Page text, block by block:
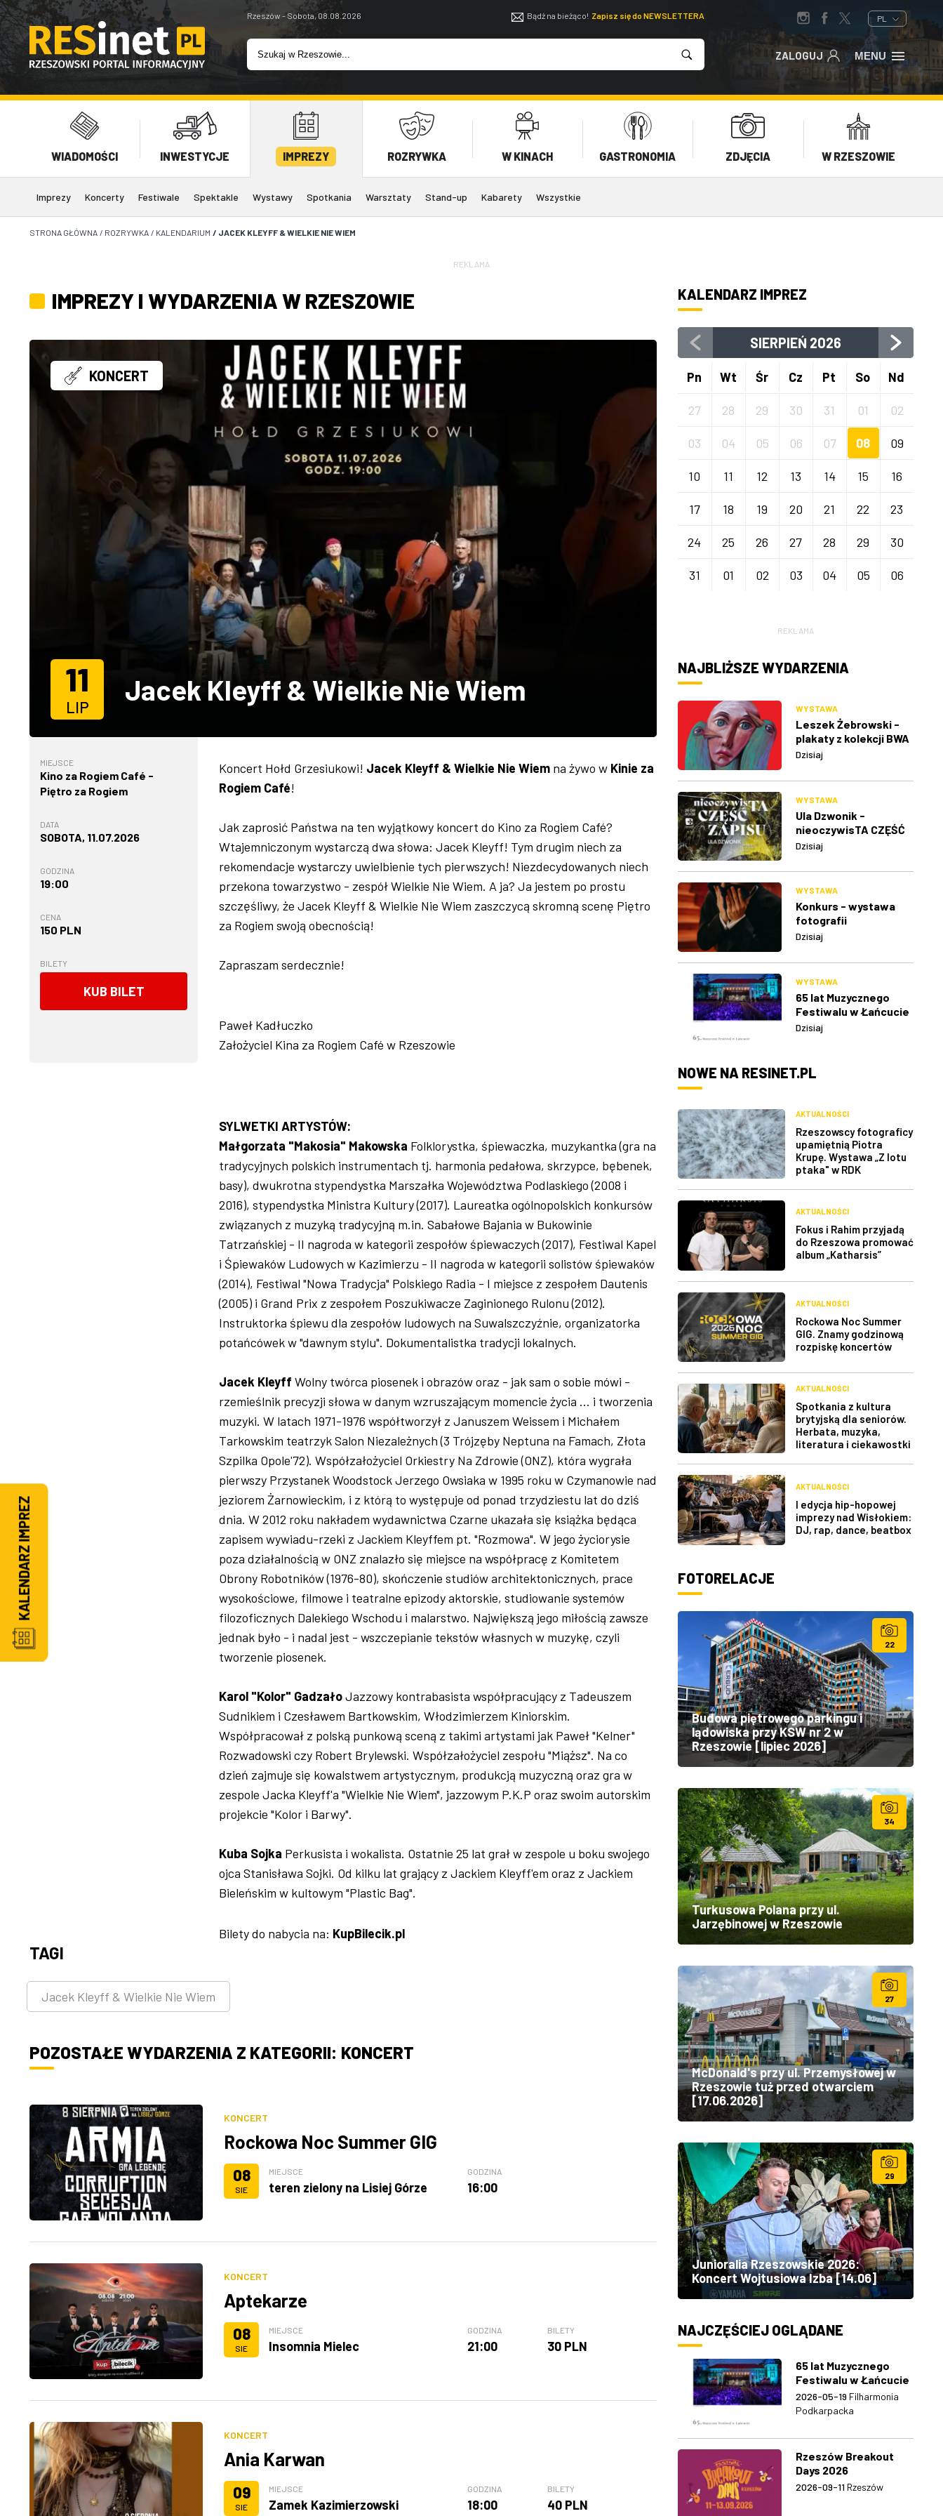
Rzeszów - Sobota, 08.08.2026 Bądź na bieżąco! Zapisz się do NEWSLETTERA PL
ZALOGUJ MENU
WIADOMOŚCI INWESTYCJE IMPREZY ROZRYWKA W KINACH GASTRONOMIA ZDJĘCIA W RZESZOWIE
Imprezy Koncerty Festiwale Spektakle Wystawy Spotkania Warsztaty Stand-up Kabarety Wszystkie
STRONA GŁÓWNA / ROZRYWKA / KALENDARIUM / JACEK KLEYFF & WIELKIE NIE WIEM
REKLAMA
IMPREZY I WYDARZENIA W RZESZOWIE
KONCERT
11
LIP
Jacek Kleyff & Wielkie Nie Wiem
MIEJSCE
Kino za Rogiem Café -
Piętro za Rogiem
DATA
SOBOTA, 11.07.2026
GODZINA
19:00
CENA
150 PLN
BILETY
KUB BILET
Koncert Hołd Grzesiukowi! Jacek Kleyff & Wielkie Nie Wiem na żywo w Kinie za
Rogiem Café!
Jak zaprosić Państwa na ten wyjątkowy koncert do Kino za Rogiem Café?
Wtajemniczonym wystarczą dwa słowa: Jacek Kleyff! Tym drugim niech za
rekomendacje wystarczy uwielbienie tych pierwszych! Niezdecydowanych niech
przekona towarzystwo - zespół Wielkie Nie Wiem. A ja? Ja jestem po prostu
szczęśliwy, że Jacek Kleyff & Wielkie Nie Wiem zaszczycą skromną scenę Piętro
za Rogiem swoją obecnością!
Zapraszam serdecznie!
Paweł Kadłuczko
Założyciel Kina za Rogiem Café w Rzeszowie
SYLWETKI ARTYSTÓW:
Małgorzata "Makosia" Makowska Folklorystka, śpiewaczka, muzykantka (gra na
tradycyjnych polskich instrumentach tj. harmonia pedałowa, skrzypce, bębenek,
basy), dwukrotna stypendystka Marszałka Województwa Podlaskiego (2008 i
2016), stypendystka Ministra Kultury (2017). Laureatka ogólnopolskich konkursów
związanych z muzyką tradycyjną m.in. Sabałowe Bajania w Bukowinie
Tatrzańskiej - II nagroda w kategorii zespołów śpiewaczych (2017), Festiwal Kapel
i Śpiewaków Ludowych w Kazimierzu - II nagroda w kategorii solistów śpiewaków
(2014), Festiwal "Nowa Tradycja" Polskiego Radia - I miejsce z zespołem Dautenis
(2005) i Grand Prix z zespołem Poszukiwacze Zaginionego Rulonu (2012).
Instruktorka śpiewu dla zespołów ludowych na Suwalszczyźnie, organizatorka
potańcówek w "dawnym stylu". Dokumentalistka tradycji lokalnych.
Jacek Kleyff Wolny twórca piosenek i obrazów oraz - jak sam o sobie mówi -
rzemieślnik precyzji słowa w danym wzruszającym momencie życia … i tworzenia
muzyki. W latach 1971-1976 współtworzył z Januszem Weissem i Michałem
Tarkowskim teatrzyk Salon Niezależnych (3 Trójzęby Neptuna na Famach, Złota
Szpilka Opole'72). Współzałożyciel Orkiestry Na Zdrowie (ONZ), która wygrała
pierwszy Przystanek Woodstock Jerzego Owsiaka w 1995 roku w Czymanowie nad
jeziorem Żarnowieckim, i z którą to występuje od ponad trzydziestu lat do dziś
dnia. W 2012 roku nakładem wydawnictwa Czarne ukazała się książka będąca
zapisem wywiadu-rzeki z Jackiem Kleyffem pt. "Rozmowa". W jego życiorysie
poza działalnością w ONZ znalazło się miejsce na współpracę z Komitetem
Obrony Robotników (1976-80), skończenie studiów architektonicznych, prace
wysokościowe, filmowe i teatralne epizody aktorskie, studiowanie systemów
filozoficznych Dalekiego Wschodu i malarstwo. Największą jego miłością zawsze
jednak było - i nadal jest - wszczepianie tekstów własnych w muzykę, czyli
tworzenie piosenek.
Karol "Kolor" GadzałoJazzowy kontrabasista współpracujący z Tadeuszem
Sudnikiem i Czesławem Bartkowskim, Włodzimierzem Kiniorskim.
Współpracował z polską punkową sceną z takimi artystami jak Paweł "Kelner"
Rozwadowski czy Robert Brylewski. Współzałożyciel zespołu "Miąższ". Na co
dzień zajmuje się kowalstwem artystycznym, produkcją muzyczną oraz gra w
zespole Jacka Kleyff'a "Wielkie Nie Wiem", jazzowym P.K.P oraz swoim autorskim
projekcie "Kolor i Barwy".
Kuba Sojka Perkusista i wokalista. Ostatnie 25 lat grał w zespole u boku swojego
ojca Stanisława Sojki. Od kilku lat grający z Jackiem Kleyff'em oraz z Jackiem
Bieleńskim w kultowym "Plastic Bag".
Bilety do nabycia na: KupBilecik.pl
TAGI
Jacek Kleyff & Wielkie Nie Wiem
POZOSTAŁE WYDARZENIA Z KATEGORII: KONCERT
KONCERT
Rockowa Noc Summer GIG
08
SIE
MIEJSCE
teren zielony na Lisiej Górze
GODZINA
16:00
KONCERT
Aptekarze
08
SIE
MIEJSCE
Insomnia Mielec
GODZINA
21:00
BILETY
30 PLN
KONCERT
Ania Karwan
09
SIE
MIEJSCE
Zamek Kazimierzowski
GODZINA
18:00
BILETY
40 PLN
KALENDARZ IMPREZ
SIERPIEŃ 2026
Pn Wt Śr Cz Pt So Nd
27 28 29 30 31 01 02
03 04 05 06 07 08 09
10 11 12 13 14 15 16
17 18 19 20 21 22 23
24 25 26 27 28 29 30
31 01 02 03 04 05 06
REKLAMA
NAJBLIŻSZE WYDARZENIA
WYSTAWA
Leszek Żebrowski -
plakaty z kolekcji BWA
w Rzeszowie
Dzisiaj
WYSTAWA
Ula Dzwonik -
nieoczywisTA CZĘŚĆ
ZAPISU
Dzisiaj
WYSTAWA
Konkurs - wystawa
fotografii
Dzisiaj
WYSTAWA
65 lat Muzycznego
Festiwalu w Łańcucie
Dzisiaj
NOWE NA RESINET.PL
AKTUALNOŚCI
Rzeszowscy fotograficy
upamiętnią Piotra
Krupę. Wystawa „Z lotu
ptaka" w RDK
AKTUALNOŚCI
Fokus i Rahim przyjadą
do Rzeszowa promować
album „Katharsis”
AKTUALNOŚCI
Rockowa Noc Summer
GIG. Znamy godzinową
rozpiskę koncertów
AKTUALNOŚCI
Spotkania z kultura
brytyjską dla seniorów.
Herbata, muzyka,
literatura i ciekawostki
AKTUALNOŚCI
I edycja hip-hopowej
imprezy nad Wisłokiem:
DJ, rap, dance, beatbox
FOTORELACJE
22
Budowa piętrowego parkingu i
lądowiska przy KSW nr 2 w
Rzeszowie [lipiec 2026]
34
Turkusowa Polana przy ul.
Jarzębinowej w Rzeszowie
27
McDonald's przy ul. Przemysłowej w
Rzeszowie tuż przed otwarciem
[17.06.2026]
29
Junioralia Rzeszowskie 2026:
Koncert Wojtusiowa Izba [14.06]
NAJCZĘŚCIEJ OGLĄDANE
65 lat Muzycznego
Festiwalu w Łańcucie
2026-05-19 Filharmonia
Podkarpacka
Rzeszów Breakout
Days 2026
2026-09-11 Rzeszów
KALENDARZ IMPREZ